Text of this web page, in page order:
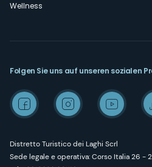
Wellness
Distretto Turistico dei Laghi Scrl
Sede legale e operativa: Corso Italia 26 -
Folgen Sie uns auf unseren sozialen